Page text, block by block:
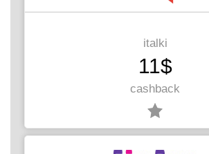
italki
11$
cashback